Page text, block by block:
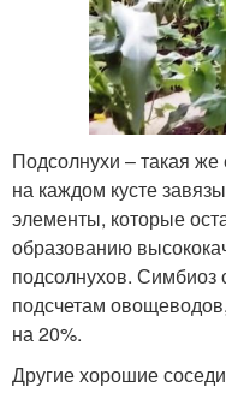
Подсолнухи – такая
на каждом кусте
элементы, которые
образованию
подсолнухов. Симбиоз
подсчетам
на 20%.
Другие хорошие